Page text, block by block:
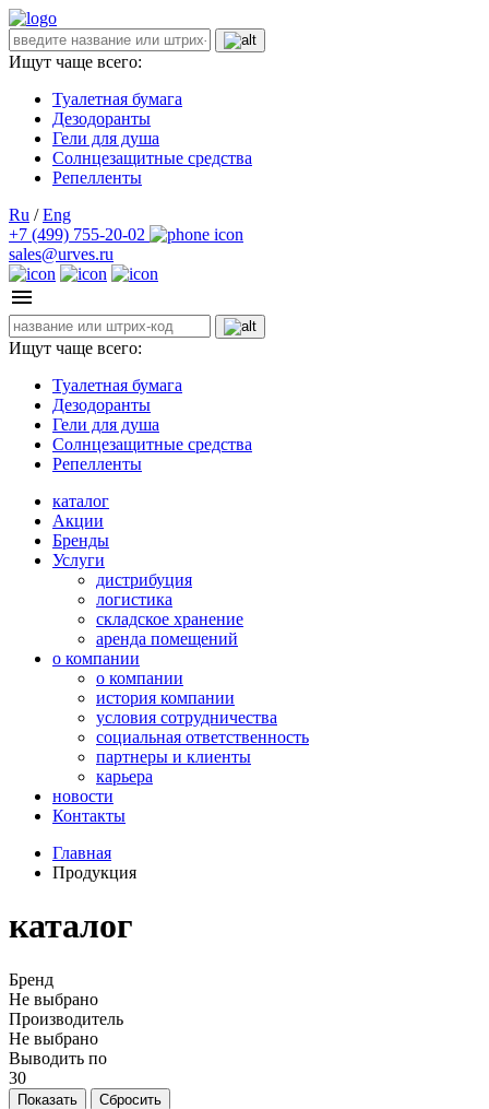
Ищут чаще всего:
Туалетная бумага
Дезодоранты
Гели для душа
Солнцезащитные средства
Репелленты
Ru / Eng
+7 (499) 755-20-02
sales@urves.ru
Ищут чаще всего:
Туалетная бумага
Дезодоранты
Гели для душа
Солнцезащитные средства
Репелленты
каталог
Акции
Бренды
Услуги
дистрибуция
логистика
складское хранение
аренда помещений
о компании
о компании
история компании
условия сотрудничества
социальная ответственность
партнеры и клиенты
карьера
новости
Контакты
Главная
Продукция
каталог
Бренд
Не выбрано
Производитель
Не выбрано
Выводить по
30